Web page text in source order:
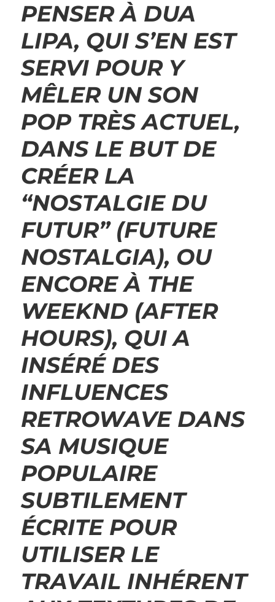
PENSER À DUA
LIPA, QUI S’EN EST
SERVI POUR Y
MÊLER UN SON
POP TRÈS ACTUEL,
DANS LE BUT DE
CRÉER LA
“NOSTALGIE DU
FUTUR” (FUTURE
NOSTALGIA), OU
ENCORE À THE
WEEKND (AFTER
HOURS), QUI A
INSÉRÉ DES
INFLUENCES
RETROWAVE DANS
SA MUSIQUE
POPULAIRE
SUBTILEMENT
ÉCRITE POUR
UTILISER LE
TRAVAIL INHÉRENT